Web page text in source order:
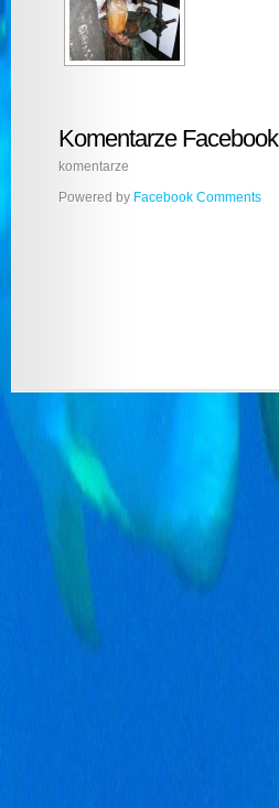
Komentarze Facebook
komentarze
Powered by Facebook Comments